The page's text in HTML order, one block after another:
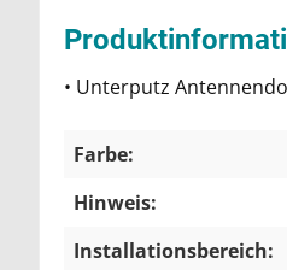
• Unterputz
Farbe:
Hinweis:
Installationsbereich: